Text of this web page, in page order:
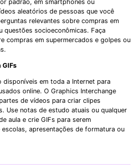
padrão, em smartphones ou
aleatórios de pessoas que você
relevantes sobre compras em
questões socioeconômicas. Faça
compras em supermercados e golpes ou
GIFs
disponíveis em toda a Internet para
​​online. O Graphics Interchange
de vídeos para criar clipes
Use notas de estudo atuais ou qualquer
aula e crie GIFs para serem
apresentações de formatura ou